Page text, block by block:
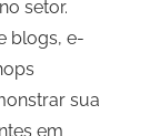
setor.
blogs, e-
sua
em